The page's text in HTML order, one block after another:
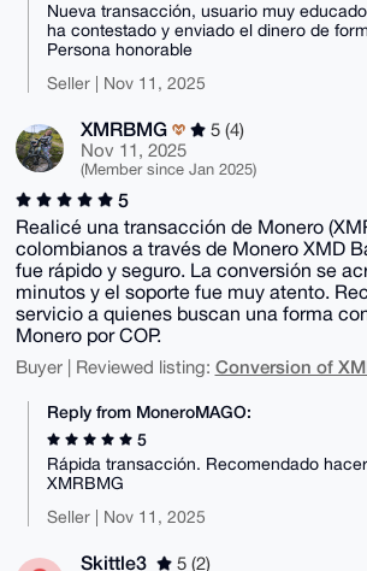
Nueva transacción, usuario muy
ha contestado y enviado el dinero de
Persona honorable
Seller | Nov 11, 2025
XMRBMG
5 (4)
Nov 11, 2025
(Member since Jan 2025)
5
Realicé una transacción de Monero
colombianos a través de Monero XMD
fue rápido y seguro. La conversión se
minutos y el soporte fue muy atento.
servicio a quienes buscan una forma
Monero por COP.
Buyer | Reviewed listing: Conversion of
Reply from MoneroMAGO:
5
Rápida transacción. Recomendado
XMRBMG
Seller | Nov 11, 2025
Skittle3 5 (2)